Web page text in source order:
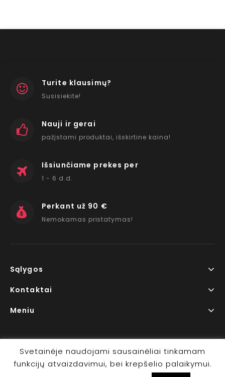
Turite klausimų?
Susisiekite!
Nauji ir gerai
pažįstami produktai, išskirtine kaina!
Išsiunčiame prekes per
1 - 6 d.d.
Perkant už 90 €
Nemokamas pristatymas!
Sąlygos
Kontaktai
Meniu
Copyright © 2026 www.RedLips.lt Prekių išsiuntimas 1-6
Svetainėje naudojami sausainėliai tinkamam
funkcijų atvaizdavimui, bei krepšelio palaikymui.